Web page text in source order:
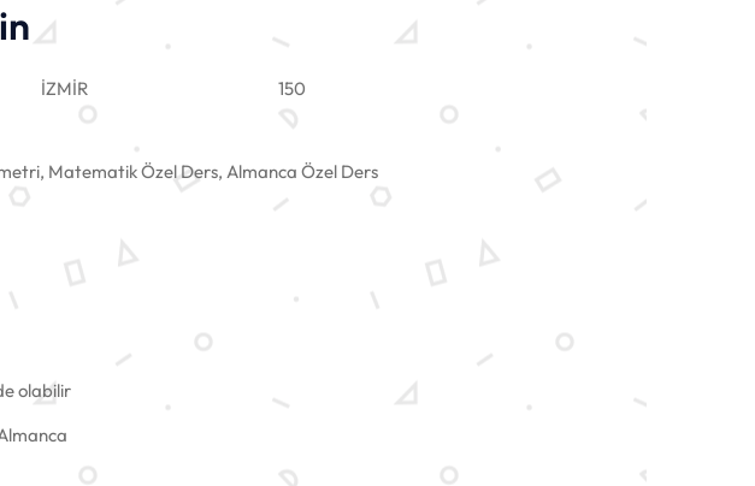
İZMİR 150
Matematik Özel Ders, Almanca Özel Ders
olabilir